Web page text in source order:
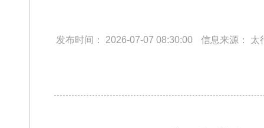
发布时间： 2026-07-07 08:30:00 信息来源： 太